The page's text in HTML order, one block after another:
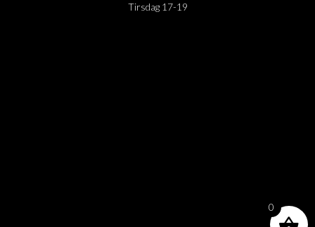
Tirsdag 17-19
0